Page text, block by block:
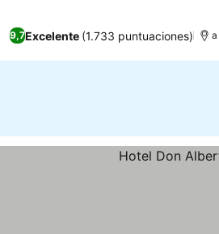
9,7Excelente (1.733 puntuaciones)